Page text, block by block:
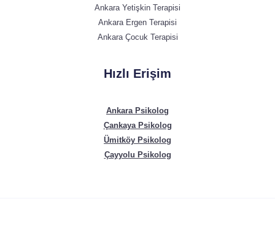
Ankara Yetişkin Terapisi
Ankara Ergen Terapisi
Ankara Çocuk Terapisi
Hızlı Erişim
Ankara Psikolog
Çankaya Psikolog
Ümitköy Psikolog
Çayyolu Psikolog